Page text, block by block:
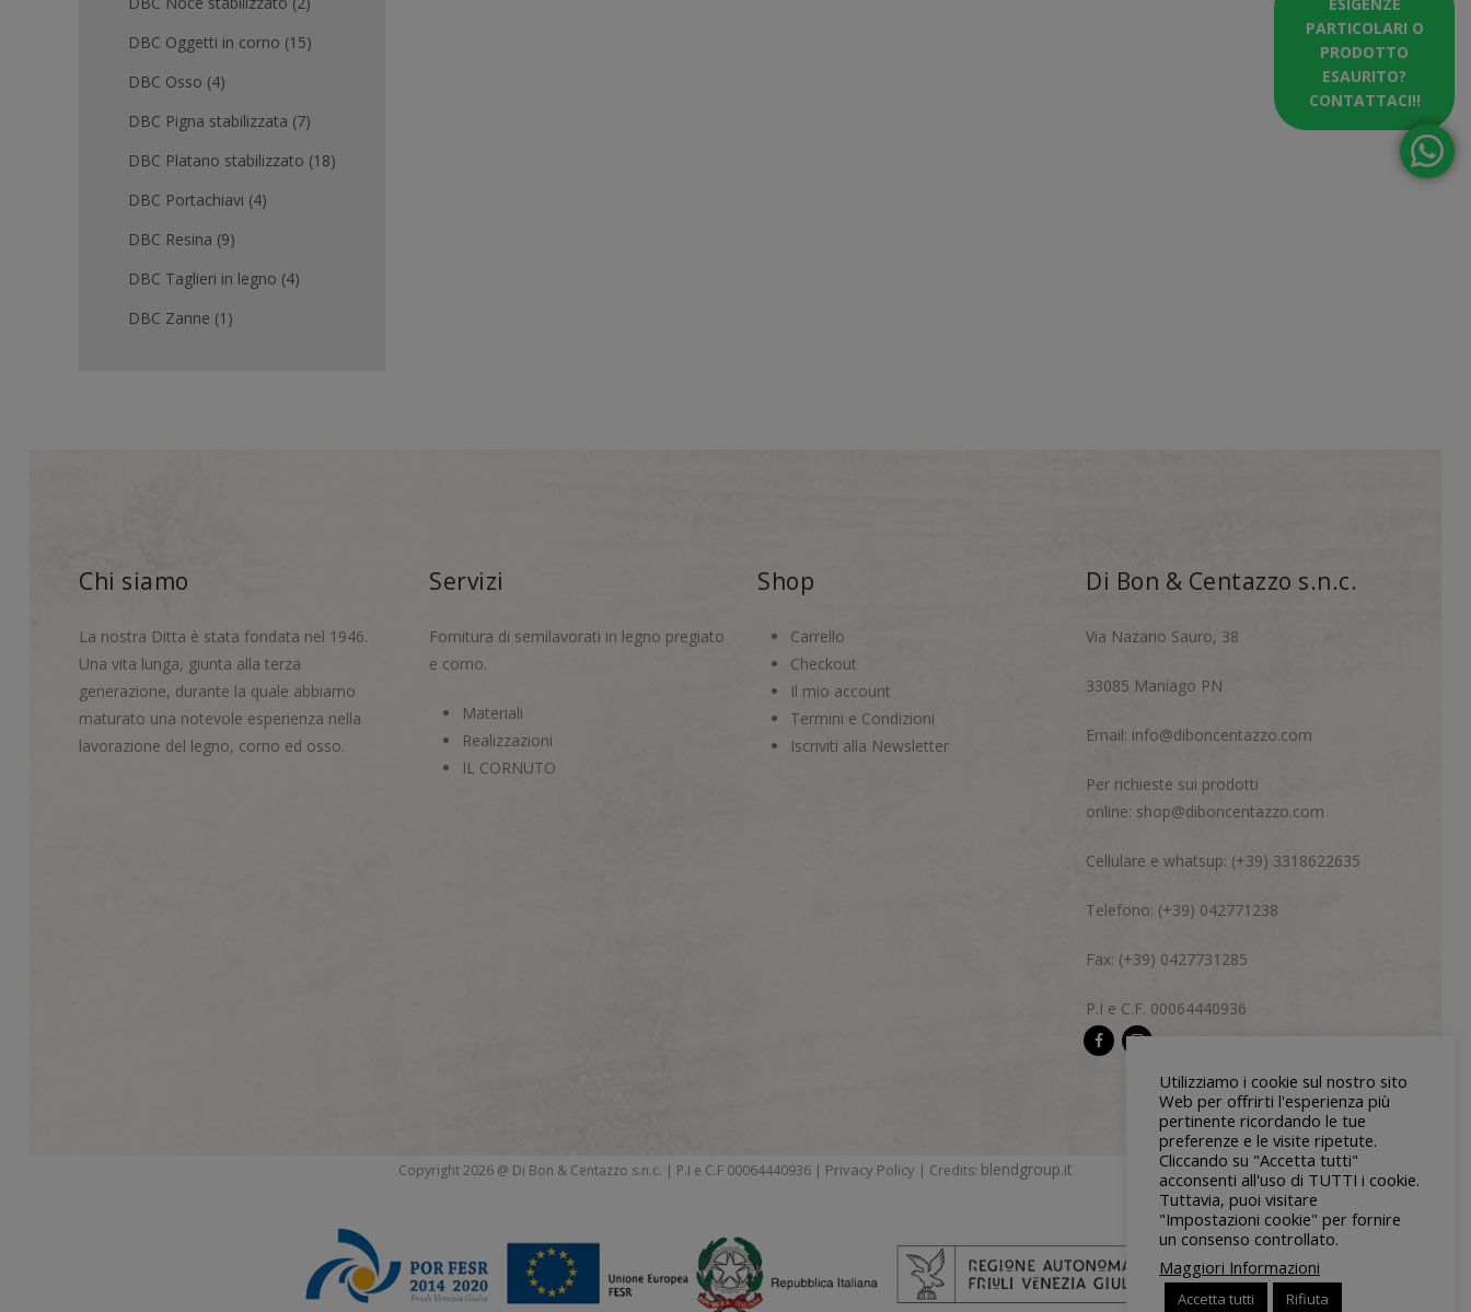
DBC Oggetti in corno (15)
DBC Osso (4)
DBC Pigna stabilizzata (7)
DBC Platano stabilizzato (18)
DBC Portachiavi (4)
DBC Resina (9)
DBC Taglieri in legno (4)
DBC Zanne (1)
Chi siamo
La nostra Ditta è stata fondata nel 1946.
Una vita lunga, giunta alla terza
generazione, durante la quale abbiamo
maturato una notevole esperienza nella
lavorazione del legno, corno ed osso.
Servizi
Fornitura di semilavorati in legno pregiato
e corno.
Materiali
Realizzazioni
IL CORNUTO
Shop
Carrello
Checkout
Il mio account
Termini e Condizioni
Iscriviti alla Newsletter
Di Bon & Centazzo s.n.c.
Via Nazario Sauro, 38
33085 Maniago PN
Email: info@diboncentazzo.com
Per richieste sui prodotti
online: shop@diboncentazzo.com
Cellulare e whatsup: (+39) 3318622635
Telefono: (+39) 042771238
Fax: (+39) 0427731285
P.I e C.F. 00064440936
Copyright 2026 @ Di Bon & Centazzo s.n.c. | P.I e C.F 00064440936 | Privacy Policy | Credits: blendgroup.it
Utilizziamo i cookie sul nostro sito
Web per offrirti l'esperienza più
pertinente ricordando le tue
preferenze e le visite ripetute.
Cliccando su "Accetta tutti"
acconsenti all'uso di TUTTI i cookie.
Tuttavia, puoi visitare
"Impostazioni cookie" per fornire
un consenso controllato.
Maggiori Informazioni
Accetta tutti Rifiuta
PARTICOLARI O
PRODOTTO
ESAURITO?
CONTATTACI!!